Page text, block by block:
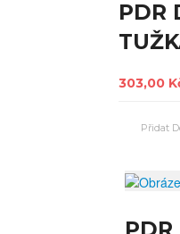
PDR
303,00
PDR